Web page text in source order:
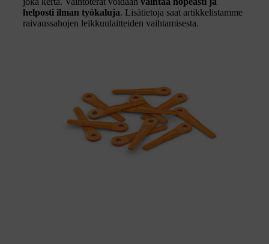
helposti ilman työkaluja. Lisätietoja saat artikkelistamme
raivaussahojen leikkuulaitteiden vaihtamisesta.